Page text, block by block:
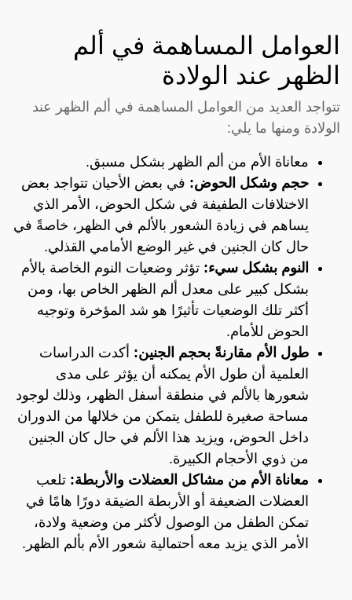
العوامل المساهمة في ألم
الظهر عند الولادة
تتواجد العديد من العوامل المساهمة في ألم الظهر عند
الولادة ومنها ما يلي:
معاناة الأم من ألم الظهر بشكل مسبق.
حجم وشكل الحوض: في بعض الأحيان تتواجد بعض
الاختلافات الطفيفة في شكل الحوض، الأمر الذي
يساهم في زيادة الشعور بالألم في الظهر، خاصةً في
حال كان الجنين في غير الوضع الأمامي القذلي.
النوم بشكل سيء: تؤثر وضعيات النوم الخاصة بالأم
بشكل كبير على معدل ألم الظهر الخاص بها، ومن
أكثر تلك الوضعيات تأثيرًا هو شد المؤخرة وتوجيه
الحوض للأمام.
طول الأم مقارنةً بحجم الجنين: أكدت الدراسات
العلمية أن طول الأم يمكنه أن يؤثر على مدى
شعورها بالألم في منطقة أسفل الظهر، وذلك لوجود
مساحة صغيرة للطفل يتمكن من خلالها من الدوران
داخل الحوض، ويزيد هذا الألم في حال كان الجنين
من ذوي الأحجام الكبيرة.
معاناة الأم من مشاكل العضلات والأربطة: تلعب
العضلات الضعيفة أو الأربطة الضيقة دورًا هامًا في
تمكن الطفل من الوصول لأكثر من وضعية ولادة،
الأمر الذي يزيد معه أحتمالية شعور الأم بألم الظهر.